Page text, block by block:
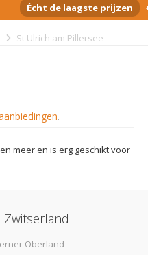
Écht de laagste prijzen
St Ulrich am Pillersee
.
meer en is erg geschikt voor
Zwitserland
Oberland